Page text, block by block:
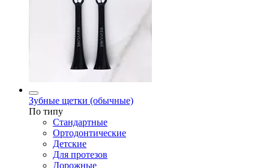
Зубные щетки (обычные)
По типу
Стандартные
Ортодонтические
Детские
Для протезов
Дорожные